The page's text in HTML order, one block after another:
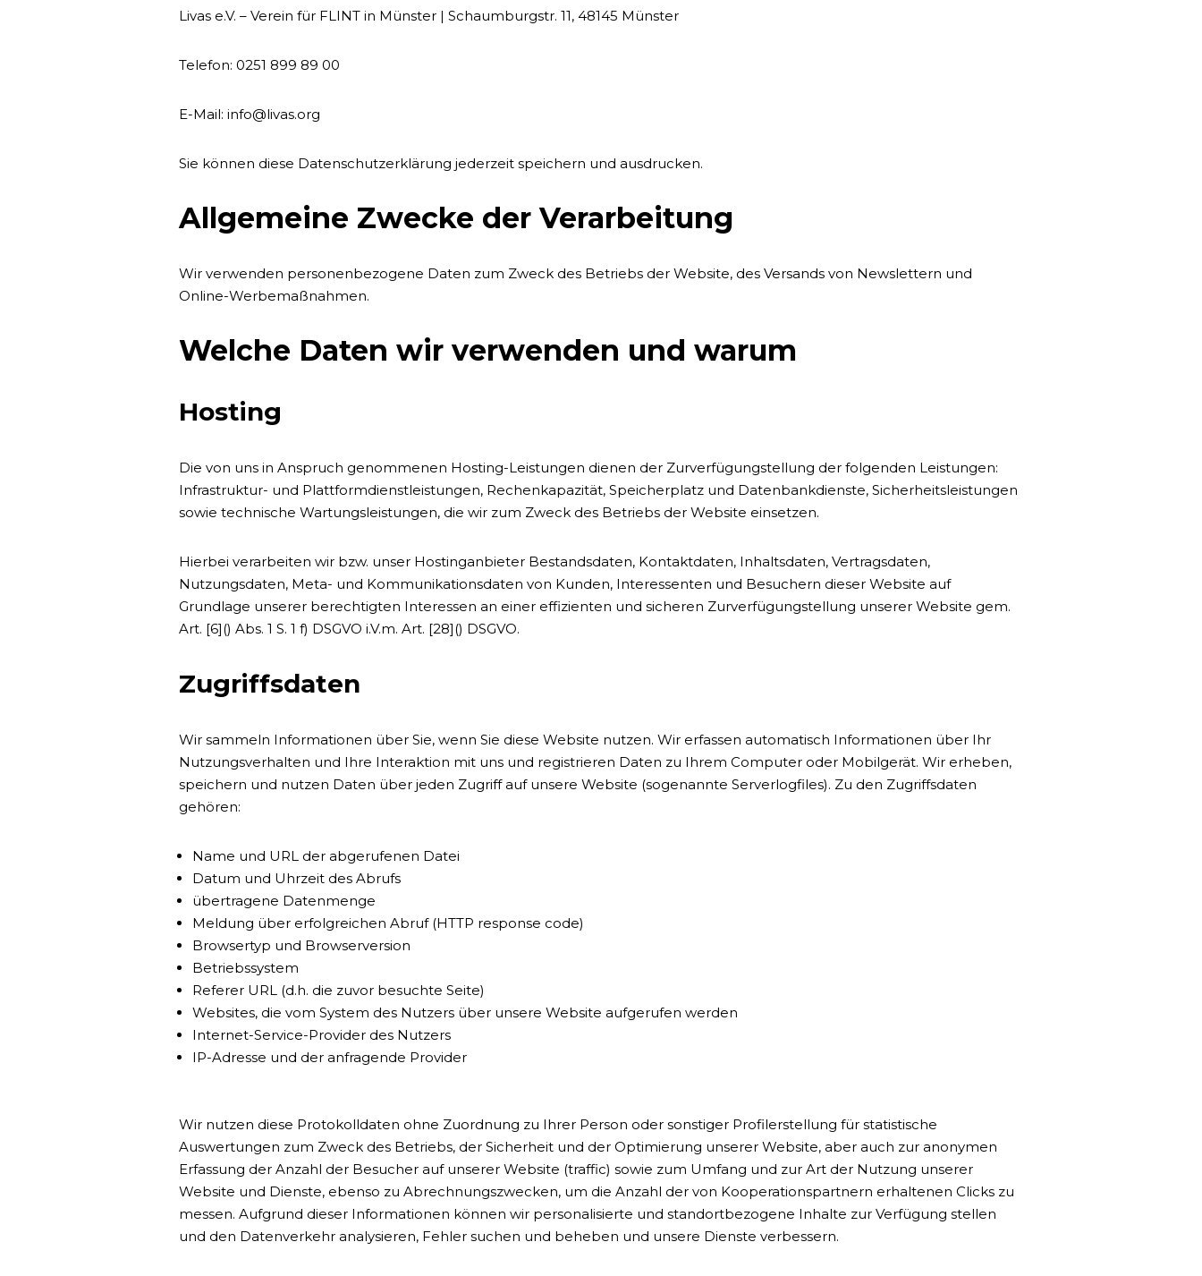
Livas e.V. – Verein für FLINT in Münster | Schaumburgstr. 11, 48145 Münster
Telefon: 0251 899 89 00
E-Mail: info@livas.org
Sie können diese Datenschutzerklärung jederzeit speichern und ausdrucken.
Allgemeine Zwecke der Verarbeitung
Wir verwenden personenbezogene Daten zum Zweck des Betriebs der Website, des Versands von Newslettern und
Online-Werbemaßnahmen.
Welche Daten wir verwenden und warum
Hosting
Die von uns in Anspruch genommenen Hosting-Leistungen dienen der Zurverfügungstellung der folgenden Leistungen:
Infrastruktur- und Plattformdienstleistungen, Rechenkapazität, Speicherplatz und Datenbankdienste, Sicherheitsleistungen
sowie technische Wartungsleistungen, die wir zum Zweck des Betriebs der Website einsetzen.
Hierbei verarbeiten wir bzw. unser Hostinganbieter Bestandsdaten, Kontaktdaten, Inhaltsdaten, Vertragsdaten,
Nutzungsdaten, Meta- und Kommunikationsdaten von Kunden, Interessenten und Besuchern dieser Website auf
Grundlage unserer berechtigten Interessen an einer effizienten und sicheren Zurverfügungstellung unserer Website gem.
Art. [6]() Abs. 1 S. 1 f) DSGVO i.V.m. Art. [28]() DSGVO.
Zugriffsdaten
Wir sammeln Informationen über Sie, wenn Sie diese Website nutzen. Wir erfassen automatisch Informationen über Ihr
Nutzungsverhalten und Ihre Interaktion mit uns und registrieren Daten zu Ihrem Computer oder Mobilgerät. Wir erheben,
speichern und nutzen Daten über jeden Zugriff auf unsere Website (sogenannte Serverlogfiles). Zu den Zugriffsdaten
gehören:
Name und URL der abgerufenen Datei
Datum und Uhrzeit des Abrufs
übertragene Datenmenge
Meldung über erfolgreichen Abruf (HTTP response code)
Browsertyp und Browserversion
Betriebssystem
Referer URL (d.h. die zuvor besuchte Seite)
Websites, die vom System des Nutzers über unsere Website aufgerufen werden
Internet-Service-Provider des Nutzers
IP-Adresse und der anfragende Provider
Wir nutzen diese Protokolldaten ohne Zuordnung zu Ihrer Person oder sonstiger Profilerstellung für statistische
Auswertungen zum Zweck des Betriebs, der Sicherheit und der Optimierung unserer Website, aber auch zur anonymen
Erfassung der Anzahl der Besucher auf unserer Website (traffic) sowie zum Umfang und zur Art der Nutzung unserer
Website und Dienste, ebenso zu Abrechnungszwecken, um die Anzahl der von Kooperationspartnern erhaltenen Clicks zu
messen. Aufgrund dieser Informationen können wir personalisierte und standortbezogene Inhalte zur Verfügung stellen
und den Datenverkehr analysieren, Fehler suchen und beheben und unsere Dienste verbessern.